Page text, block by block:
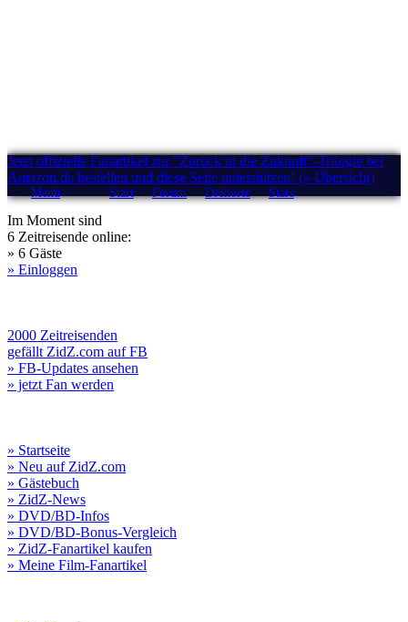
Jetzt offizielle Fanartikel zur "Zurück in die Zukunft"-Trilogie bei
Amazon.de bestellen und diese Seite unterstützen! (» Übersicht)
Menü Start Forum Drehorte Stars
Im Moment sind
6 Zeitreisende online:
» 6 Gäste
» Einloggen
2000 Zeitreisenden
gefällt ZidZ.com auf FB
» FB-Updates ansehen
» jetzt Fan werden
» Startseite
» Neu auf ZidZ.com
» Gästebuch
» ZidZ-News
» DVD/BD-Infos
» DVD/BD-Bonus-Vergleich
» ZidZ-Fanartikel kaufen
» Meine Film-Fanartikel